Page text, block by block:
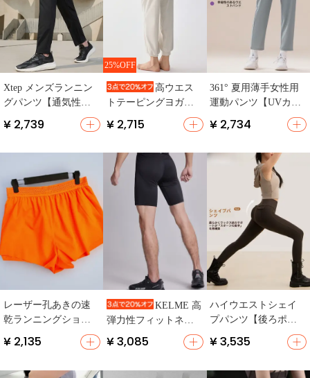
Xtep メンズランニン
グパンツ【通気性・
速乾・リラクシング
デザイン・夏用】
¥ 2,739
25%OFF
高ウエス
トテーピングヨガパ
ンツ【女性用・ゆっ
たりフィット・速
ング＆フィットネ
ス】
¥ 2,715
361° 夏用薄手女性用
運動パンツ【UVカッ
ト・ゆったりストレ
ート・フィットネ
ガ用】
¥ 2,734
レーザー孔あきの速
乾ランニングショー
トパンツ【内蔵ライ
ナー・夏用・通気
¥ 2,135
KELME 高
弾力性フィットネス
ショートパンツ【速
乾・ランニング・サ
¥ 3,085
ハイウエストシェイ
プパンツ【後ろポケ
応・スポーツ＆ヨガ
¥ 3,535